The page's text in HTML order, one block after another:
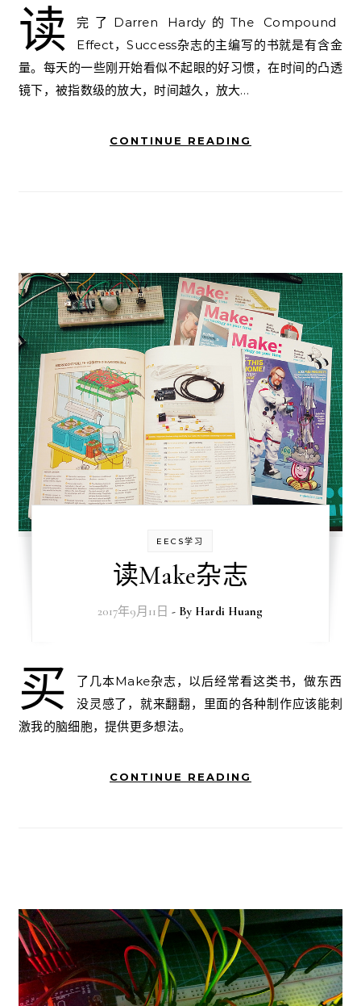
读
完了Darren Hardy的The Compound
Effect，Success杂志的主编写的书就是有含金
量。每天的一些刚开始看似不起眼的好习惯，在时间的凸透
镜下，被指数级的放大，时间越久，放大…
CONTINUE READING
EECS学习
读Make杂志
2017年9月11日 - By Hardi Huang
买
了几本Make杂志，以后经常看这类书，做东西
没灵感了，就来翻翻，里面的各种制作应该能刺
激我的脑细胞，提供更多想法。
CONTINUE READING